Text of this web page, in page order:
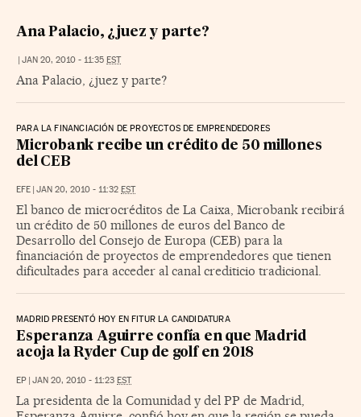
Ana Palacio, ¿juez y parte?
| JAN 20, 2010 - 11:35 EST
Ana Palacio, ¿juez y parte?
PARA LA FINANCIACIÓN DE PROYECTOS DE EMPRENDEDORES
Microbank recibe un crédito de 50 millones
del CEB
EFE | JAN 20, 2010 - 11:32 EST
El banco de microcréditos de La Caixa, Microbank recibirá
un crédito de 50 millones de euros del Banco de
Desarrollo del Consejo de Europa (CEB) para la
financiación de proyectos de emprendedores que tienen
dificultades para acceder al canal crediticio tradicional.
MADRID PRESENTÓ HOY EN FITUR LA CANDIDATURA
Esperanza Aguirre confía en que Madrid
acoja la Ryder Cup de golf en 2018
EP | JAN 20, 2010 - 11:23 EST
La presidenta de la Comunidad y del PP de Madrid,